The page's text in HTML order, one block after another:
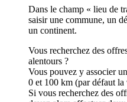
Dans le champ « lieu de
saisir une commune, un
un continent.
Vous recherchez des
alentours ?
Vous pouvez y associer
0 et 100 km (par défaut la
Si vous recherchez des